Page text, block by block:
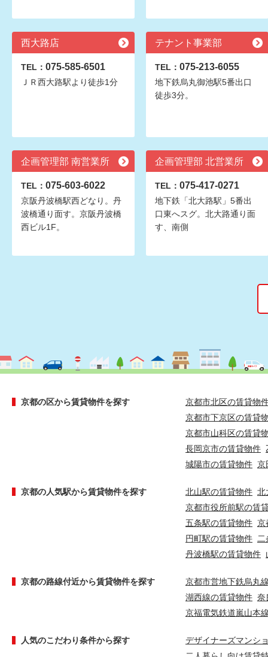
西大路店
TEL： 075-585-6501
ＪＲ西大路駅より徒歩1分
テナント事業部
TEL： 075-213-6055
地下鉄烏丸御池駅5番出口
徒歩3分。
企画管理部 南営業所
TEL： 075-603-6022
京阪丹波橋駅西どなり。丹
波橋通り面す。京阪丹波橋
西ビル1F。
企画管理部 北営業所
TEL： 075-417-0271
地下鉄「北大路駅」5番出
口東へスグ。北大路通り面
す、南側
京都の区から賃貸物件を探す
京都市北区の賃貸物
京都市下京区の賃貸
京都市山科区の賃貸
長岡京市の賃貸物件
城陽市の賃貸物件 京
京都の人気駅から賃貸物件を探す 北山駅の賃貸物件 北
京都市役所前駅の賃
五条駅の賃貸物件 京
円町駅の賃貸物件
丹波橋駅の賃貸物件
京都の路線付近から賃貸物件を探す
京都市営地下鉄烏丸
湖西線の賃貸物件 奈
京福電気鉄道嵐山本
人気のこだわり条件から探す
デザイナーズマンシ